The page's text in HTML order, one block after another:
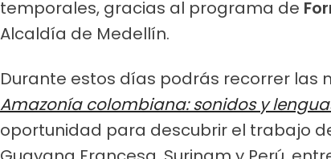
temporales, gracias al programa de
Alcaldía de Medellín.
Durante estos días podrás recorrer las
Amazonía colombiana: sonidos y
oportunidad para descubrir el trabajo